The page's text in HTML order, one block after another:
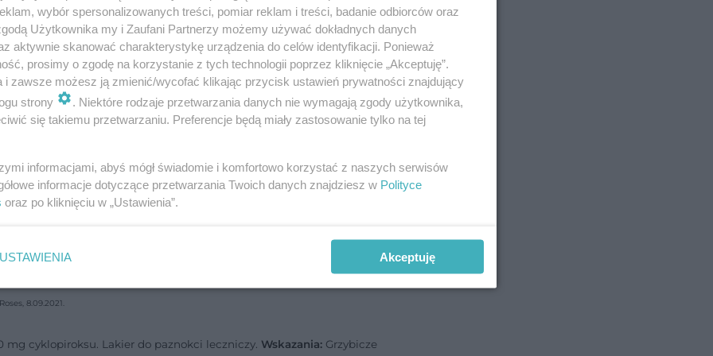
kuracja grzybicy u rąk i stóp**
ponieważ lakier tworzy na powierzchni paznokcia
w aplikacji, dzięki pędzelkowi.
substancji czynnej cyklopiroks.
skóry głowy. Kosmetologia Estetyczna 2019; 3: 393-396.
8.09.2021.
mg cyklopiroksu. Lakier do paznokci leczniczy. Wskazania: Grzybicze
wybór spersonalizowanych treści, pomiar reklam i treści, badanie odbiorców oraz
Użytkownika my i Zaufani Partnerzy możemy używać dokładnych danych
aktywnie skanować charakterystykę urządzenia do celów identyfikacji. Ponieważ
prosimy o zgodę na korzystanie z tych technologii poprzez kliknięcie „Akceptuję”.
i zawsze możesz ją zmienić/wycofać klikając przycisk ustawień prywatności znajdujący
strony
. Niektóre rodzaje przetwarzania danych nie wymagają zgody użytkownika,
się takiemu przetwarzaniu. Preferencje będą miały zastosowanie tylko na tej
informacjami, abyś mógł świadomie i komfortowo korzystać z naszych serwisów
informacje dotyczące przetwarzania Twoich danych znajdziesz w Polityce
oraz po kliknięciu w „Ustawienia”.
USTAWIENIA Akceptuję